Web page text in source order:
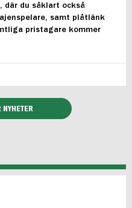
där du såklart också
samt plåtlänk
pristagare kommer
NYHETER